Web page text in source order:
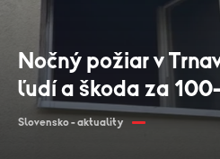
Nočný požiar v
ľudí a škoda za
Slovensko - aktuality